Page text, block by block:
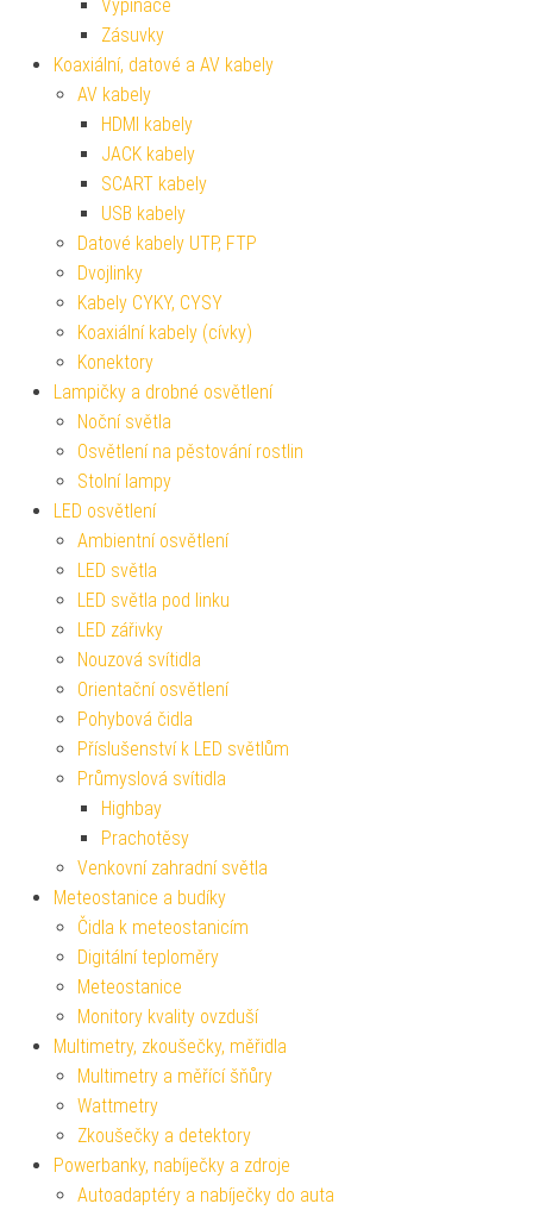
Vypínače
Zásuvky
Koaxiální, datové a AV kabely
AV kabely
HDMI kabely
JACK kabely
SCART kabely
USB kabely
Datové kabely UTP, FTP
Dvojlinky
Kabely CYKY, CYSY
Koaxiální kabely (cívky)
Konektory
Lampičky a drobné osvětlení
Noční světla
Osvětlení na pěstování rostlin
Stolní lampy
LED osvětlení
Ambientní osvětlení
LED světla
LED světla pod linku
LED zářivky
Nouzová svítidla
Orientační osvětlení
Pohybová čidla
Příslušenství k LED světlům
Průmyslová svítidla
Highbay
Prachotěsy
Venkovní zahradní světla
Meteostanice a budíky
Čidla k meteostanicím
Digitální teploměry
Meteostanice
Monitory kvality ovzduší
Multimetry, zkoušečky, měřidla
Multimetry a měřící šňůry
Wattmetry
Zkoušečky a detektory
Powerbanky, nabíječky a zdroje
Autoadaptéry a nabíječky do auta